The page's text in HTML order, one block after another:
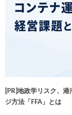
[PR]地政学リスク、
ジ方法「FFA」とは